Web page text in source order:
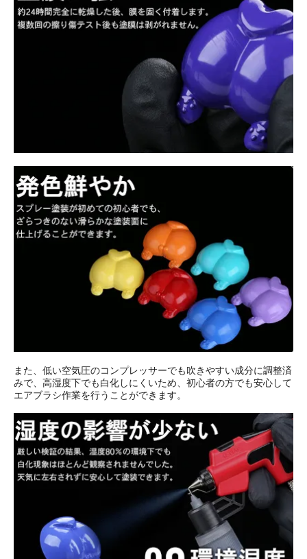
また、低い空気圧のコンプレッサーでも吹きやすい成分に調整済
みで、高湿度下でも白化しにくいため、初心者の方でも安心して
エアブラシ作業を行うことができます。